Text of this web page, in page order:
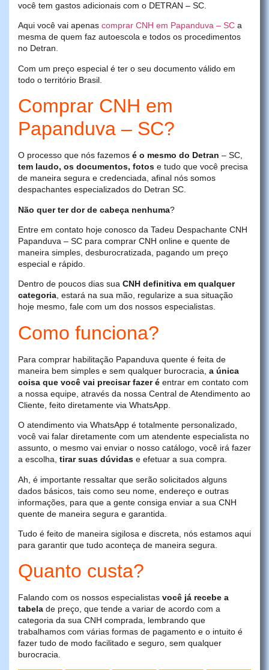
você tem gastos adicionais com o DETRAN – SC.
Aqui você vai apenas comprar CNH em Papanduva – SC a
mesma de quem faz autoescola e todos os procedimentos
no Detran.
Com um preço especial é ter o seu documento válido em
todo o território Brasil.
Comprar CNH em
Papanduva – SC?
O processo que nós fazemos é o mesmo do Detran – SC,
tem laudo, os documentos, fotos e tudo que você precisa
de maneira segura e credenciada, afinal nós somos
despachantes especializados do Detran SC.
Não quer ter dor de cabeça nenhuma?
Entre em contato hoje conosco da Tadeu Despachante CNH
Papanduva – SC para comprar CNH online e quente de
maneira simples, desburocratizada, pagando um preço
especial e rápido.
Dentro de poucos dias sua CNH definitiva em qualquer
categoria, estará na sua mão, regularize a sua situação
hoje mesmo, fale com um dos nossos especialistas.
Como funciona?
Para comprar habilitação Papanduva quente é feita de
maneira bem simples e sem qualquer burocracia, a única
coisa que você vai precisar fazer é entrar em contato com
a nossa equipe, através da nossa Central de Atendimento ao
Cliente, feito diretamente via WhatsApp.
O atendimento via WhatsApp é totalmente personalizado,
você vai falar diretamente com um atendente especialista no
assunto, o mesmo vai enviar o nosso catálogo, você irá fazer
a escolha, tirar suas dúvidas e efetuar a sua compra.
Ah, é importante ressaltar que serão solicitados alguns
dados básicos, tais como seu nome, endereço e outras
informações, para que a gente consiga enviar a sua CNH
quente de maneira segura e garantida.
Tudo é feito de maneira sigilosa e discreta, nós estamos aqui
para garantir que tudo aconteça de maneira segura.
Quanto custa?
Falando com os nossos especialistas você já recebe a
tabela de preço, que tende a variar de acordo com a
categoria da sua CNH comprada, lembrando que
trabalhamos com várias formas de pagamento e o intuito é
fazer tudo de modo facilitado e seguro, sem qualquer
burocracia.